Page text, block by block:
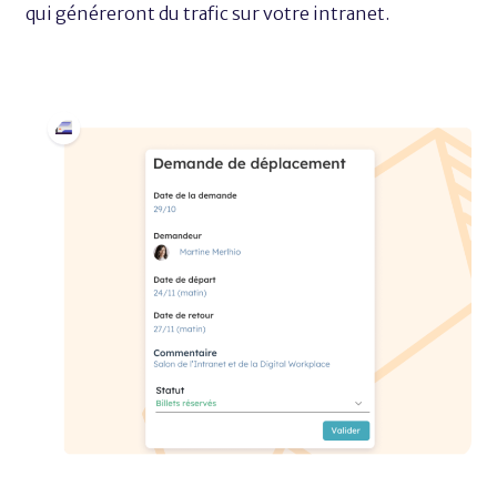
quigénéreront du trafic sur votre intranet.